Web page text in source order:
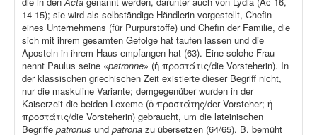
14-15); sie wird als selbständige Händlerin vorgestellt, Chefin
eines Unternehmens (für Purpurstoffe) und Chefin der Familie, die
sich mit ihrem gesamten Gefolge hat taufen lassen und die
Aposteln in ihrem Haus empfangen hat (63). Eine solche Frau
nennt Paulus seine «patronne» (ἡ προστάτις/die Vorsteherin). In
der klassischen griechischen Zeit existierte dieser Begriff nicht,
nur die maskuline Variante; demgegenüber wurden in der
Kaiserzeit die beiden Lexeme (ὁ προστάτης/der Vorsteher; ἡ
προστάτις/die Vorsteherin) gebraucht, um die lateinischen
Begriffe patronus und patrona zu übersetzen (64/65). B. bemüht